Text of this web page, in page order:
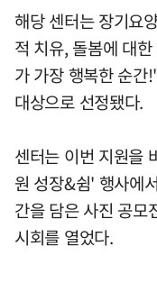
해당 센터는 장기요
적 치유, 돌봄에 대
가 가장 행복한 순간
대상으로 선정됐다.
센터는 이번 지원을
원 성장&쉼' 행사에
간을 담은 사진 공모
시회를 열었다.